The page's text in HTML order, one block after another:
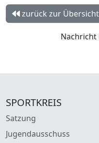
zurück zur Übersicht
SPORTKREIS
Satzung
Jugendausschuss